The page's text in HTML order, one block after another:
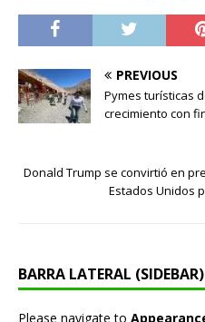
PREVIOUS
Pymes turísticas
crecimiento con
Donald Trump se convirtió en
Estados Unidos
BARRA LATERAL (SIDEBAR)
Please navigate to